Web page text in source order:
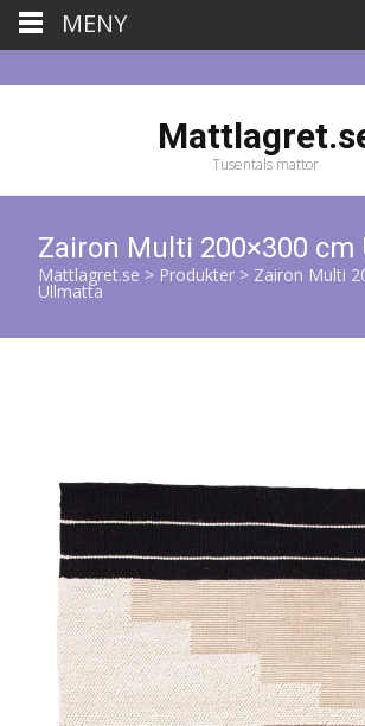
Tusentals mattor
Zairon Multi 200×300 cm
Mattlagret.se > Produkter > Zairon Multi
Ullmatta
MENY